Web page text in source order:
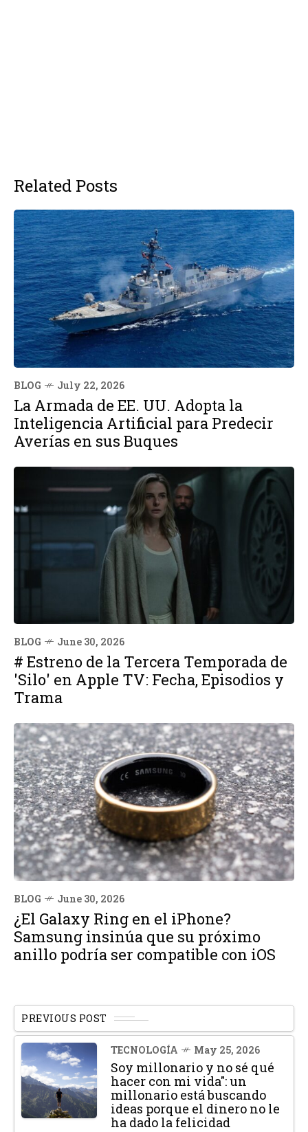
Related Posts
BLOG July 22, 2026
La Armada de EE. UU. Adopta la
Inteligencia Artificial para Predecir
Averías en sus Buques
BLOG June 30, 2026
# Estreno de la Tercera Temporada de
'Silo' en Apple TV: Fecha, Episodios y
Trama
BLOG June 30, 2026
¿El Galaxy Ring en el iPhone?
Samsung insinúa que su próximo
anillo podría ser compatible con iOS
PREVIOUS POST
TECNOLOGÍA May 25, 2026
Soy millonario y no sé qué
hacer con mi vida": un
millonario está buscando
ideas porque el dinero no le
ha dado la felicidad